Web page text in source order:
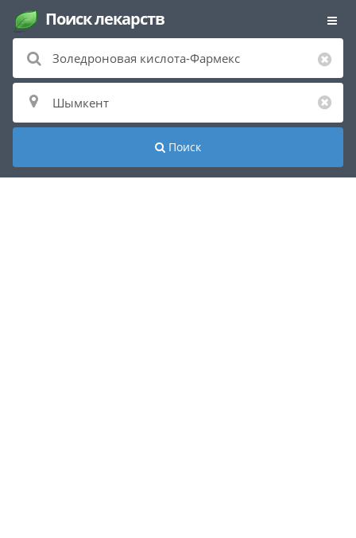
Поиск лекарств
Поиск